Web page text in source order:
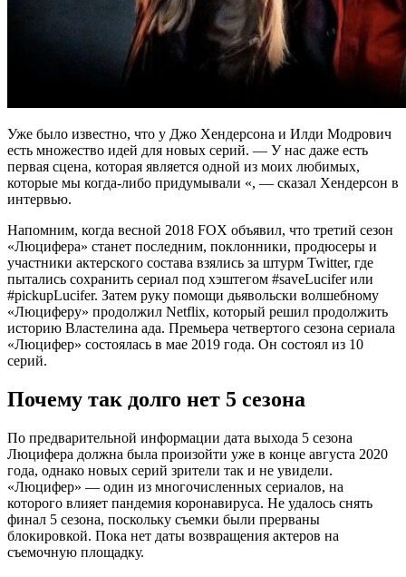
Уже было известно, что у Джо Хендерсона и Илди Модрович
есть множество идей для новых серий. — У нас даже есть
первая сцена, которая является одной из моих любимых,
которые мы когда-либо придумывали «, — сказал Хендерсон в
интервью.
Напомним, когда весной 2018 FOX объявил, что третий сезон
«Люцифера» станет последним, поклонники, продюсеры и
участники актерского состава взялись за штурм Twitter, где
пытались сохранить сериал под хэштегом #saveLucifer или
#pickupLucifer. Затем руку помощи дьявольски волшебному
«Люциферу» продолжил Netflix, который решил продолжить
историю Властелина ада. Премьера четвертого сезона сериала
«Люцифер» состоялась в мае 2019 года. Он состоял из 10
серий.
Почему так долго нет 5 сезона
По предварительной информации дата выхода 5 сезона
Люцифера должна была произойти уже в конце августа 2020
года, однако новых серий зрители так и не увидели.
«Люцифер» — один из многочисленных сериалов, на
которого влияет пандемия коронавируса. Не удалось снять
финал 5 сезона, поскольку съемки были прерваны
блокировкой. Пока нет даты возвращения актеров на
съемочную площадку.